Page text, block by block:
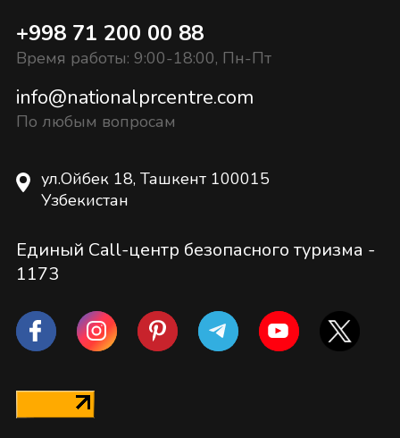
+998 71 200 00 88
Время работы: 9:00-18:00, Пн-Пт
info@nationalprcentre.com
По любым вопросам
ул.Ойбек 18, Ташкент 100015
Узбекистан
Единый Call-центр безопасного туризма -
1173